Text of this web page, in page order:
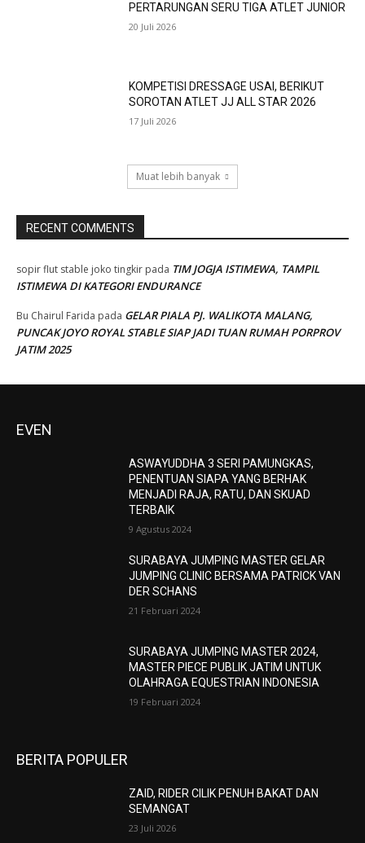
PERTARUNGAN SERU TIGA ATLET JUNIOR
20 Juli 2026
KOMPETISI DRESSAGE USAI, BERIKUT
SOROTAN ATLET JJ ALL STAR 2026
17 Juli 2026
Muat lebih banyak
RECENT COMMENTS
sopir flut stable joko tingkir pada TIM JOGJA ISTIMEWA, TAMPIL
ISTIMEWA DI KATEGORI ENDURANCE
Bu Chairul Farida pada GELAR PIALA PJ. WALIKOTA MALANG,
PUNCAK JOYO ROYAL STABLE SIAP JADI TUAN RUMAH PORPROV
JATIM 2025
EVEN
ASWAYUDDHA 3 SERI PAMUNGKAS,
PENENTUAN SIAPA YANG BERHAK
MENJADI RAJA, RATU, DAN SKUAD
TERBAIK
9 Agustus 2024
SURABAYA JUMPING MASTER GELAR
JUMPING CLINIC BERSAMA PATRICK VAN
DER SCHANS
21 Februari 2024
SURABAYA JUMPING MASTER 2024,
MASTER PIECE PUBLIK JATIM UNTUK
OLAHRAGA EQUESTRIAN INDONESIA
19 Februari 2024
BERITA POPULER
ZAID, RIDER CILIK PENUH BAKAT DAN
SEMANGAT
23 Juli 2026